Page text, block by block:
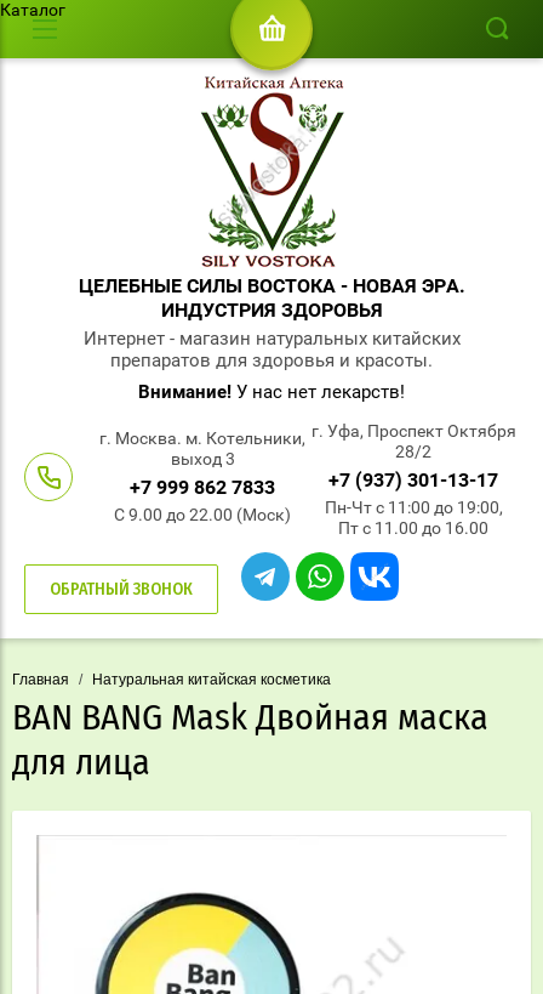
Каталог
ЦЕЛЕБНЫЕ СИЛЫ ВОСТОКА - НОВАЯ ЭРА.
ИНДУСТРИЯ ЗДОРОВЬЯ
Интернет - магазин натуральных китайских
препаратов для здоровья и красоты.
Внимание! У нас нет лекарств!
г. Москва. м. Котельники,
выход 3
+7 999 862 7833
С 9.00 до 22.00 (Моск)
г. Уфа, Проспект Октября
28/2
+7 (937) 301-13-17
Пн-Чт с 11:00 до 19:00,
Пт с 11.00 до 16.00
ОБРАТНЫЙ ЗВОНОК
Главная / Натуральная китайская косметика
BAN BANG Mask Двойная маска
для лица